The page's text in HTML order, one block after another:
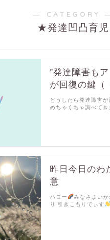
― CATEGORY
★発達凹凸育児
”発達障害も
が回復の鍵（
どうしたら発達障害
めちゃくちゃ調べて
昨日今日のわ
意
ハロー
みなさまい
り 引きこもりでぃす